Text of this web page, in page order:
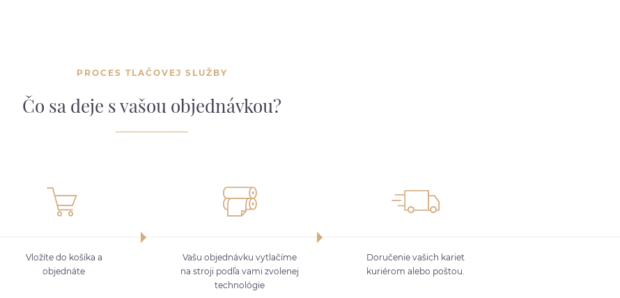
PROCES TLAČOVEJ SLUŽBY
Čo sa deje s vašou objednávkou?
Vložíte do košíka a
objednáte
Vašu objednávku vytlačíme
na stroji podľa vami zvolenej
technológie
Doručenie vašich kariet
kuriérom alebo poštou.